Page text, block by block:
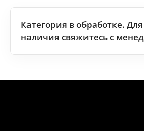
Категория в обработке.
наличия свяжитесь с